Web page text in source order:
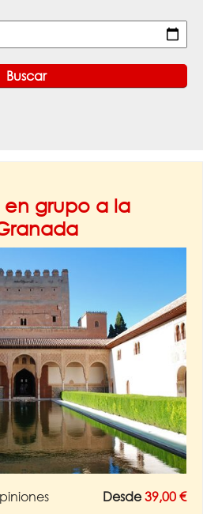
en grupo a la
Desde39,00 €